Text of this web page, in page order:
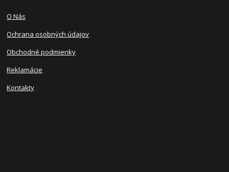
O Nás
Ochrana osobných údajov
Obchodné podmienky
Reklamácie
Kontakty